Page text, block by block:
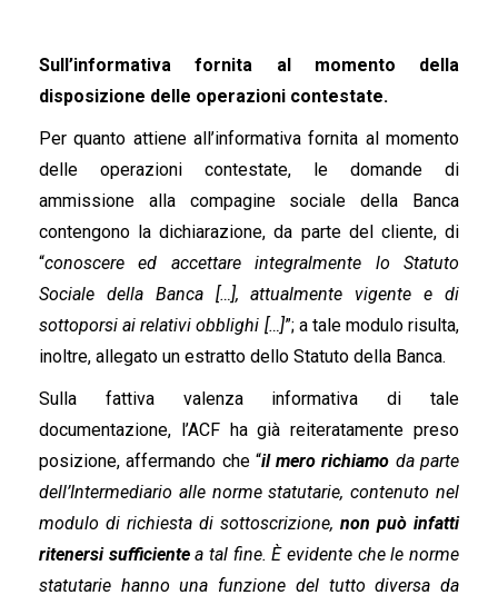
Sull’informativa fornita al momento della
disposizione delle operazioni contestate.
Per quanto attiene all’informativa fornita al momento
delle operazioni contestate, le domande di
ammissione alla compagine sociale della Banca
contengono la dichiarazione, da parte del cliente, di
“conoscere ed accettare integralmente lo Statuto
Sociale della Banca […], attualmente vigente e di
sottoporsi ai relativi obblighi […]”; a tale modulo risulta,
inoltre, allegato un estratto dello Statuto della Banca.
Sulla fattiva valenza informativa di tale
documentazione, l’ACF ha già reiteratamente preso
posizione, affermando che “il mero richiamo da parte
dell’Intermediario alle norme statutarie, contenuto nel
modulo di richiesta di sottoscrizione, non può infatti
ritenersi sufficientea tal fine. È evidente che le norme
statutarie hanno una funzione del tutto diversa da